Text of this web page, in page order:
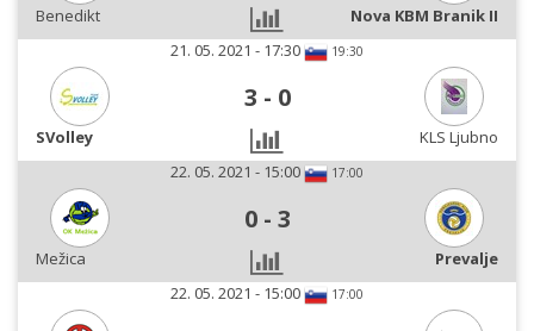
Benedikt
Nova KBM Branik II
21. 05. 2021 - 17:30
19:30
3 - 0
SVolley
KLS Ljubno
22. 05. 2021 - 15:00
17:00
0 - 3
Mežica
Prevalje
22. 05. 2021 - 15:00
17:00